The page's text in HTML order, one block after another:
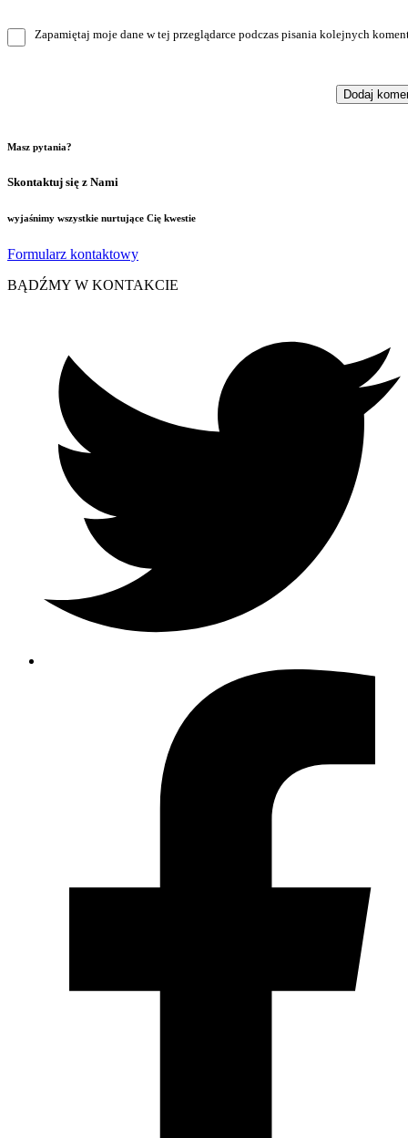
Zapamiętaj moje dane w tej przeglądarce podczas pisania kolejnych
Masz pytania?
Skontaktuj się z Nami
wyjaśnimy wszystkie nurtujące Cię kwestie
Formularz kontaktowy
BĄDŹMY W KONTAKCIE